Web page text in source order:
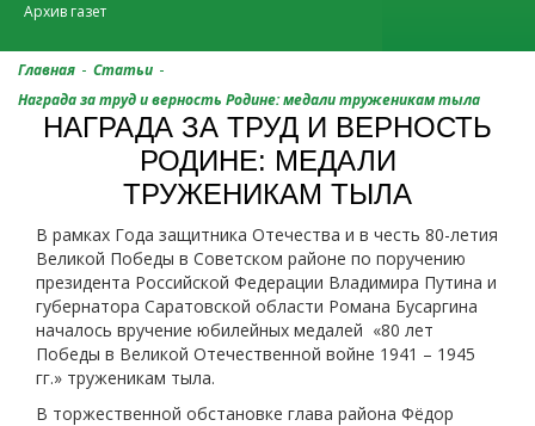
Архив газет
Главная - Статьи -
Награда за труд и верность Родине: медали труженикам тыла
НАГРАДА ЗА ТРУД И ВЕРНОСТЬ
РОДИНЕ: МЕДАЛИ
ТРУЖЕНИКАМ ТЫЛА
В рамках Года защитника Отечества и в честь 80-летия
Великой Победы в Советском районе по поручению
президента Российской Федерации Владимира Путина и
губернатора Саратовской области Романа Бусаргина
началось вручение юбилейных медалей «80 лет
Победы в Великой Отечественной войне 1941 – 1945
гг.» труженикам тыла.
В торжественной обстановке глава района Фёдор